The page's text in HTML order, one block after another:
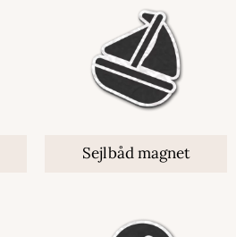
Sejlbåd magnet